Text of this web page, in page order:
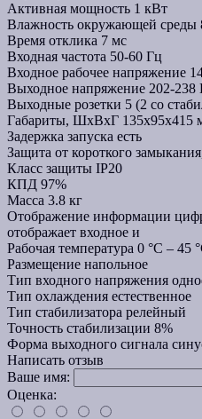
Активная мощность 1 кВт
Влажность окружающей среды
Время отклика 7 мс
Входная частота 50-60 Гц
Входное рабочее напряжение
Выходное напряжение 202-238
Выходные розетки 5 (2 со
Габариты, ШхВхГ 135х95х415
Задержка запуска есть
Защита от короткого
Класс защиты IP20
КПД 97%
Масса 3.8 кг
Отображение информации
отображает входное и
Рабочая температура 0 °C – 45
Размещение напольное
Тип входного напряжения
Тип охлаждения естественное
Тип стабилизатора релейный
Точность стабилизации 8%
Форма выходного сигнала
Написать отзыв
Ваше имя:
Оценка: